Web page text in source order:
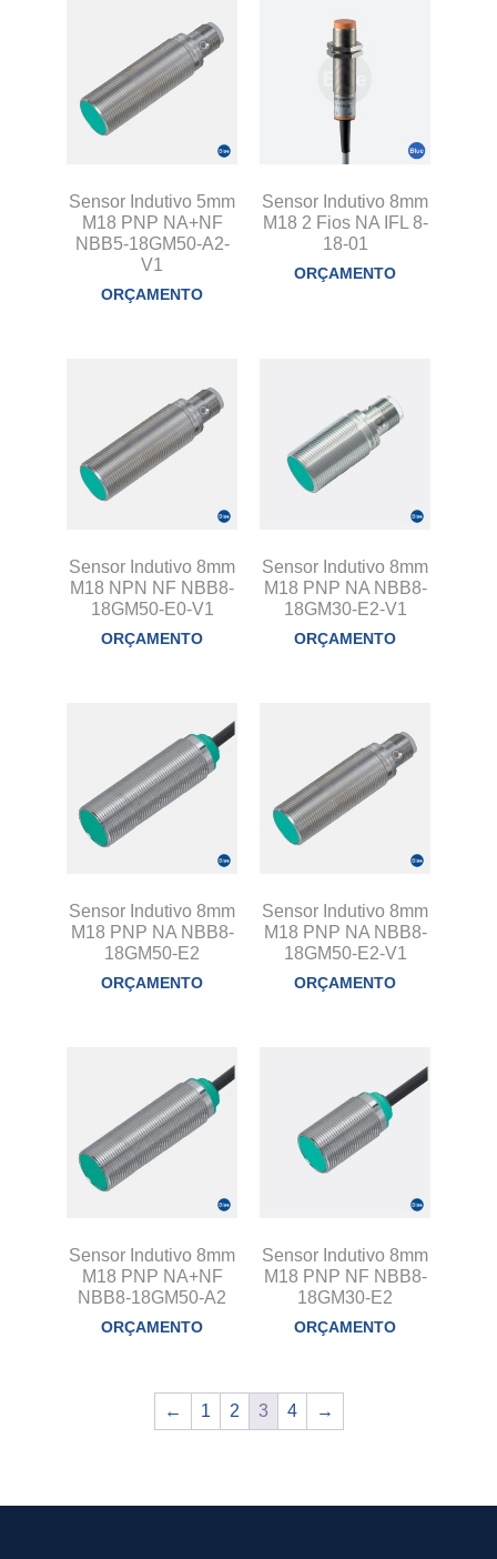
Sensor Indutivo 5mm
M18 PNP NA+NF
NBB5-18GM50-A2-
V1
ORÇAMENTO
Sensor Indutivo 8mm
M18 2 Fios NA IFL 8-
18-01
ORÇAMENTO
Sensor Indutivo 8mm
M18 NPN NF NBB8-
18GM50-E0-V1
ORÇAMENTO
Sensor Indutivo 8mm
M18 PNP NA NBB8-
18GM30-E2-V1
ORÇAMENTO
Sensor Indutivo 8mm
M18 PNP NA NBB8-
18GM50-E2
ORÇAMENTO
Sensor Indutivo 8mm
M18 PNP NA NBB8-
18GM50-E2-V1
ORÇAMENTO
Sensor Indutivo 8mm
M18 PNP NA+NF
NBB8-18GM50-A2
ORÇAMENTO
Sensor Indutivo 8mm
M18 PNP NF NBB8-
18GM30-E2
ORÇAMENTO
← 1 2 3 4 →